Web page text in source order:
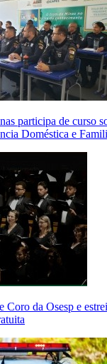
participa de curso
Doméstica e
Coro da Osesp e